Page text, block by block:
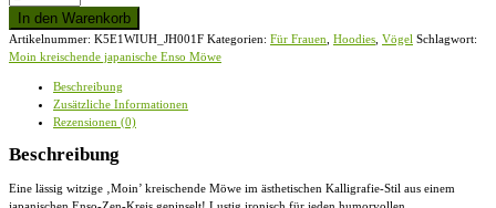
kreischende
japanische
Enso
Möwe
In den Warenkorb
Artikelnummer: K5E1WIUH_JH001F Kategorien: Für Frauen Hoodies Vögel Schlagwort:
Moin kreischende japanische Enso Möwe
Beschreibung
Zusätzliche Informationen
Rezensionen (0)
Beschreibung
Eine lässig witzige ‚Moin’ kreischende Möwe im ästhetischen Kalligrafie-Stil aus einem